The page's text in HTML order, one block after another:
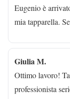
Eugenio è
mia tapparella.
Giulia M.
Ottimo lavoro!
professionista